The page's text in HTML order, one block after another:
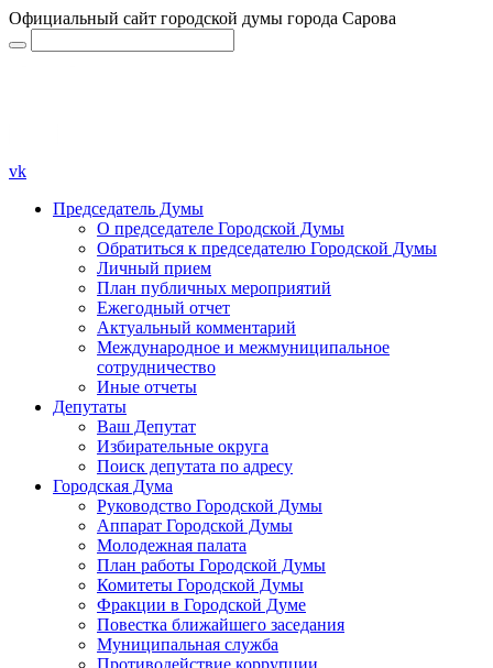
Официальный сайт городской думы города Сарова
vk
Председатель Думы
О председателе Городской Думы
Обратиться к председателю Городской Думы
Личный прием
План публичных мероприятий
Ежегодный отчет
Актуальный комментарий
Международное и межмуниципальное
сотрудничество
Иные отчеты
Депутаты
Ваш Депутат
Избирательные округа
Поиск депутата по адресу
Городская Дума
Руководство Городской Думы
Аппарат Городской Думы
Молодежная палата
План работы Городской Думы
Комитеты Городской Думы
Фракции в Городской Думе
Повестка ближайшего заседания
Муниципальная служба
Противодействие коррупции